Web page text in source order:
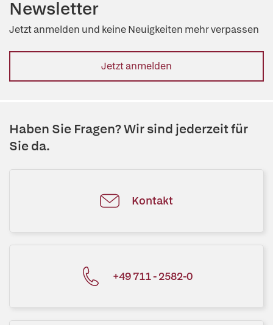
Newsletter
Jetzt anmelden und keine Neuigkeiten mehr verpassen
Jetzt anmelden
Haben Sie Fragen? Wir sind jederzeit für
Sie da.
Kontakt
+49 711 - 2582-0